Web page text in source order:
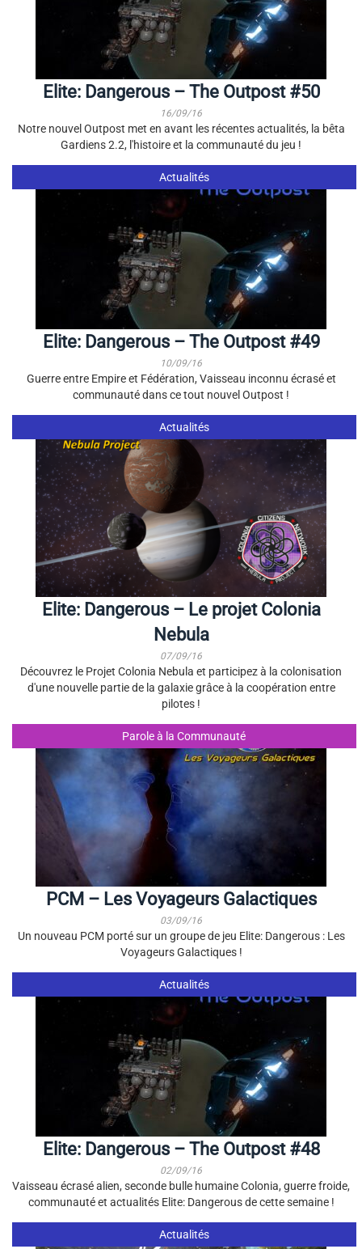
Elite: Dangerous – The Outpost #50
16/09/16
Notre nouvel Outpost met en avant les récentes actualités, la bêta
Gardiens 2.2, l'histoire et la communauté du jeu !
Actualités
Elite: Dangerous – The Outpost #49
10/09/16
Guerre entre Empire et Fédération, Vaisseau inconnu écrasé et
communauté dans ce tout nouvel Outpost !
Actualités
Elite: Dangerous – Le projet Colonia
Nebula
07/09/16
Découvrez le Projet Colonia Nebula et participez à la colonisation
d'une nouvelle partie de la galaxie grâce à la coopération entre
pilotes !
Parole à la Communauté
PCM – Les Voyageurs Galactiques
03/09/16
Un nouveau PCM porté sur un groupe de jeu Elite: Dangerous : Les
Voyageurs Galactiques !
Actualités
Elite: Dangerous – The Outpost #48
02/09/16
Vaisseau écrasé alien, seconde bulle humaine Colonia, guerre froide,
communauté et actualités Elite: Dangerous de cette semaine !
Actualités